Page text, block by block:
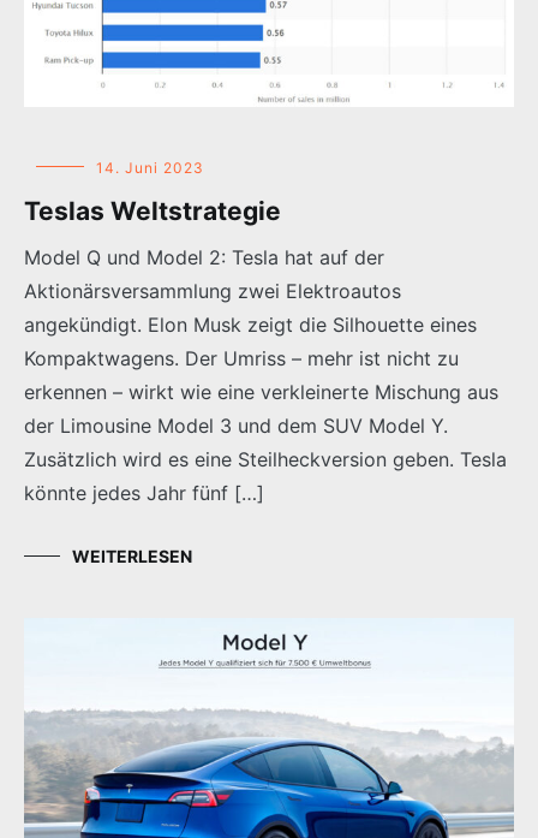
14. Juni 2023
Teslas Weltstrategie
Model Q und Model 2: Tesla hat auf der
Aktionärsversammlung zwei Elektroautos
angekündigt. Elon Musk zeigt die Silhouette eines
Kompaktwagens. Der Umriss – mehr ist nicht zu
erkennen – wirkt wie eine verkleinerte Mischung aus
der Limousine Model 3 und dem SUV Model Y.
Zusätzlich wird es eine Steilheckversion geben. Tesla
könnte jedes Jahr fünf […]
WEITERLESEN